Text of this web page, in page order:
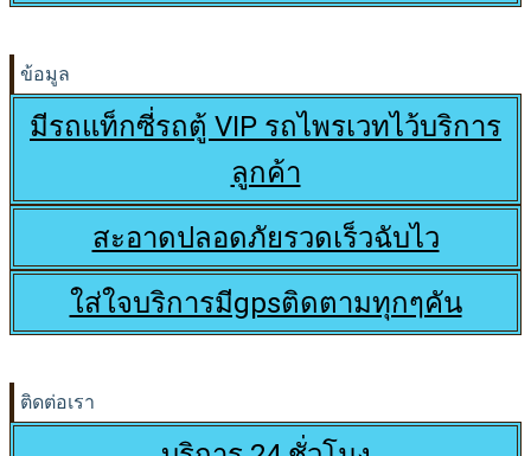
ข้อมูล
มีรถแท็กซี่รถตู้ VIP รถไพรเวทไว้บริการ
ลูกค้า
สะอาดปลอดภัยรวดเร็วฉับไว
ใส่ใจบริการมีgpsติดตามทุกๆคัน
ติดต่อเรา